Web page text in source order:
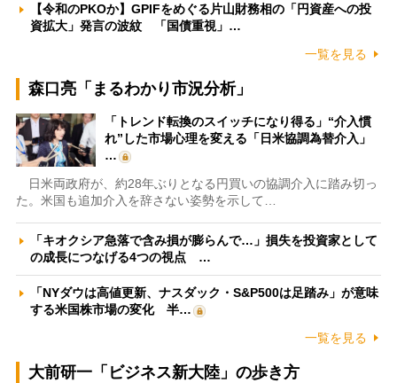
【令和のPKOか】GPIFをめぐる片山財務相の「円資産への投
資拡大」発言の波紋 「国債重視」…
一覧を見る
森口亮「まるわかり市況分析」
「トレンド転換のスイッチになり得る」“介入慣
れ”した市場心理を変える「日米協調為替介入」
…
日米両政府が、約28年ぶりとなる円買いの協調介入に踏み切っ
た。米国も追加介入を辞さない姿勢を示して…
「キオクシア急落で含み損が膨らんで…」損失を投資家として
の成長につなげる4つの視点 …
「NYダウは高値更新、ナスダック・S&P500は足踏み」が意味
する米国株市場の変化 半…
一覧を見る
大前研一「ビジネス新大陸」の歩き方